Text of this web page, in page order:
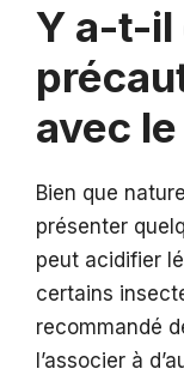
Y a-t-il
avec
Bien que
présenter
peut acidifier
certains
recommandé
l’associer à